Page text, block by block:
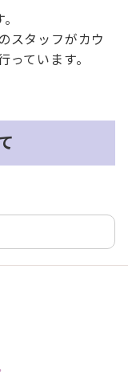
スタッフがカウ
ています。